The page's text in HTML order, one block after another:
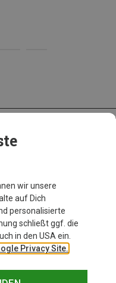
wir unsere
auf Dich
personalisierte
schließt ggf. die
in den USA ein.
Privacy Site.